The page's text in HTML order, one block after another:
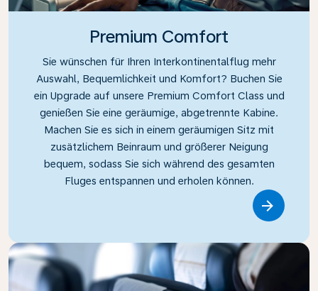
Premium Comfort
Sie wünschen für Ihren Interkontinentalflug mehr
Auswahl, Bequemlichkeit und Komfort? Buchen Sie
ein Upgrade auf unsere Premium Comfort Class und
genießen Sie eine geräumige, abgetrennte Kabine.
Machen Sie es sich in einem geräumigen Sitz mit
zusätzlichem Beinraum und größerer Neigung
bequem, sodass Sie sich während des gesamten
Fluges entspannen und erholen können.